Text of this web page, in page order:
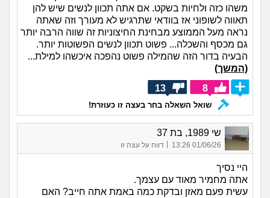
משהו כזה ולחיות בשקט. אם אתה תכוון לנשים שיש להן
תאווה לשופוני אז בוודאי שתרגיש לא מעורך וזה שאתה
נראה מעל הממוצע מבחינת החיצוניות זה שווה הרבה יותר
גם מכסף והשכלה... פשוט תכוון לנשים הפשוטות יותר.
הבעיה בדור הזה שהמילה פשוט נהפכה איכשהו למילת...
(המשך)
8
13
שואל השאלה בחר בעצה זו כעוזרת!
שי 1989, בת 37
01/06/26 13:26 דווח על עצה זו
היי נסיך
אתה מחמיר מאוד עם עצמך.
עשית פעם מאזן ובדקת כמה באמת אתה חייב? האם